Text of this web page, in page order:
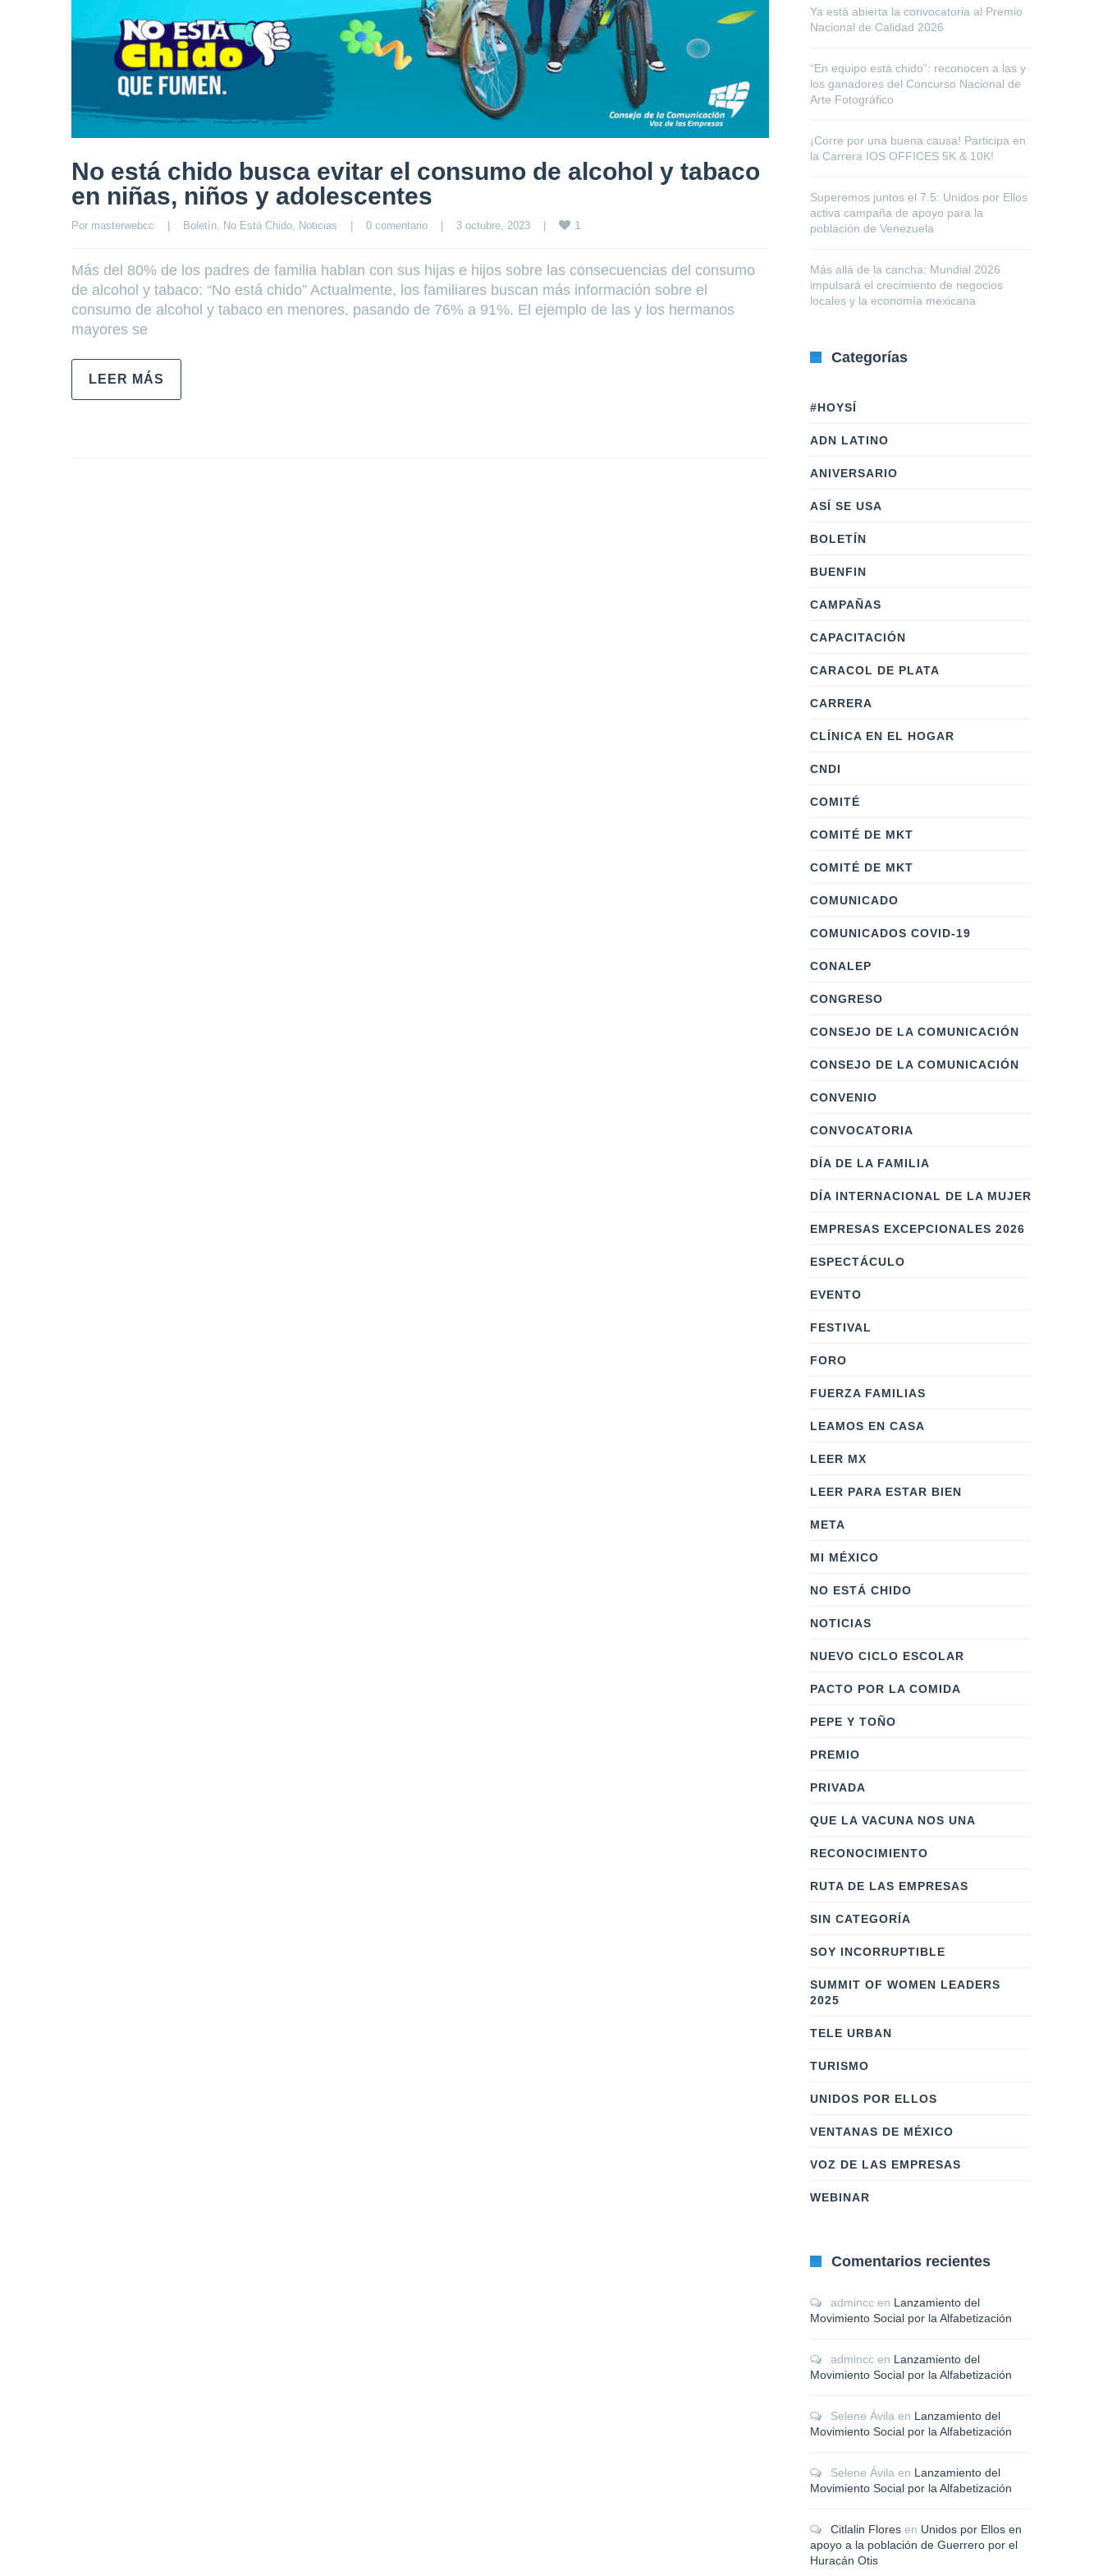
No está chido busca evitar el consumo de alcohol y tabaco
en niñas, niños y adolescentes
Por masterwebcc Boletín, No Está Chido, Noticias 0 comentario 3 octubre, 2023 1
Más del 80% de los padres de familia hablan con sus hijas e hijos sobre las consecuencias del consumo
de alcohol y tabaco: “No está chido” Actualmente, los familiares buscan más información sobre el
consumo de alcohol y tabaco en menores, pasando de 76% a 91%. El ejemplo de las y los hermanos
mayores se
LEER MÁS
Ya está abierta la convocatoria al Premio
Nacional de Calidad 2026
“En equipo está chido”: reconocen a las y
los ganadores del Concurso Nacional de
Arte Fotográfico
¡Corre por una buena causa! Participa en
la Carrera IOS OFFICES 5K & 10K!
Superemos juntos el 7.5: Unidos por Ellos
activa campaña de apoyo para la
población de Venezuela
Más allá de la cancha: Mundial 2026
impulsará el crecimiento de negocios
locales y la economía mexicana
Categorías
#HOYSÍ
ADN LATINO
ANIVERSARIO
ASÍ SE USA
BOLETÍN
BUENFIN
CAMPAÑAS
CAPACITACIÓN
CARACOL DE PLATA
CARRERA
CLÍNICA EN EL HOGAR
CNDI
COMITÉ
COMITÉ DE MKT
COMITÉ DE MKT
COMUNICADO
COMUNICADOS COVID-19
CONALEP
CONGRESO
CONSEJO DE LA COMUNICACIÓN
CONSEJO DE LA COMUNICACIÓN
CONVENIO
CONVOCATORIA
DÍA DE LA FAMILIA
DÍA INTERNACIONAL DE LA MUJER
EMPRESAS EXCEPCIONALES 2026
ESPECTÁCULO
EVENTO
FESTIVAL
FORO
FUERZA FAMILIAS
LEAMOS EN CASA
LEER MX
LEER PARA ESTAR BIEN
META
MI MÉXICO
NO ESTÁ CHIDO
NOTICIAS
NUEVO CICLO ESCOLAR
PACTO POR LA COMIDA
PEPE Y TOÑO
PREMIO
PRIVADA
QUE LA VACUNA NOS UNA
RECONOCIMIENTO
RUTA DE LAS EMPRESAS
SIN CATEGORÍA
SOY INCORRUPTIBLE
SUMMIT OF WOMEN LEADERS
2025
TELE URBAN
TURISMO
UNIDOS POR ELLOS
VENTANAS DE MÉXICO
VOZ DE LAS EMPRESAS
WEBINAR
Comentarios recientes
admincc en Lanzamiento del
Movimiento Social por la Alfabetización
admincc en Lanzamiento del
Movimiento Social por la Alfabetización
Selene Ávila en Lanzamiento del
Movimiento Social por la Alfabetización
Selene Ávila en Lanzamiento del
Movimiento Social por la Alfabetización
Citlalin Flores en Unidos por Ellos en
apoyo a la población de Guerrero por el
Huracán Otis